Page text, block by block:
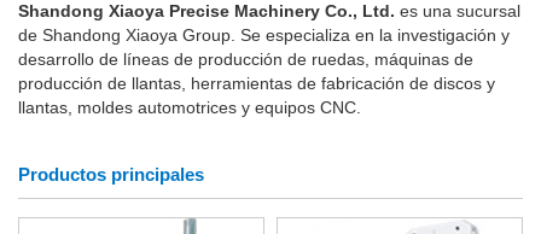
Shandong Xiaoya Precise Machinery Co., Ltd. es una sucursal
de Shandong Xiaoya Group. Se especializa en la investigación y
desarrollo de líneas de producción de ruedas, máquinas de
producción de llantas, herramientas de fabricación de discos y
llantas, moldes automotrices y equipos CNC.
Productos principales